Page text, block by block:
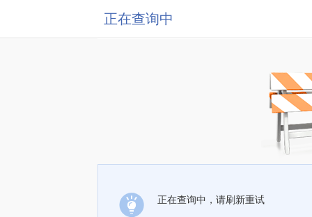
正在查询中
正在查询中，请刷新重试